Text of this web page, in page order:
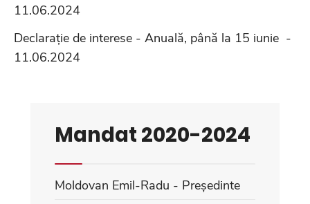
11.06.2024
Declarație de interese - Anuală, până la 15 iunie -
11.06.2024
Mandat 2020-2024
Moldovan Emil-Radu - Președinte